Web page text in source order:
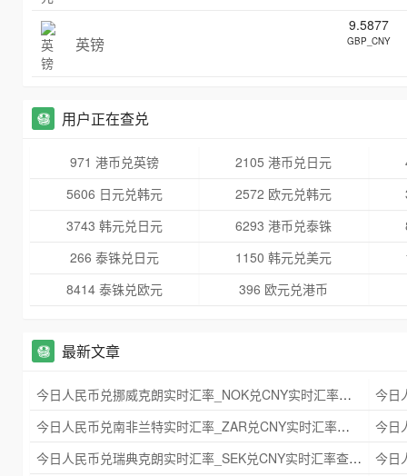
英镑
9.5877
GBP_CNY
用户正在查兑
971 港币兑英镑 2105 港币兑日元
5606 日元兑韩元
2572 欧元兑韩元
3743 韩元兑日元
6293 港币兑泰铢
266 泰铢兑日元
1150 韩元兑美元
8414 泰铢兑欧元
396 欧元兑港币
最新文章
今日人民币兑挪威克朗实时汇率_NOK兑CNY实时汇率查询 2025年09月21日
今日人民币兑南非兰特实时汇率_ZAR兑CNY实时汇率查询 2025年09月21日
今日人民币兑瑞典克朗实时汇率_SEK兑CNY实时汇率查询 2025年09月21日